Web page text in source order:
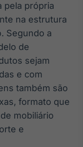
para
pela própria
na estrutura
Segundo a
de
sejam
e com
também são
formato que
mobiliário
e